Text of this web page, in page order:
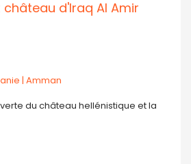
d'Iraq Al Amir
| Amman
du château hellénistique et la